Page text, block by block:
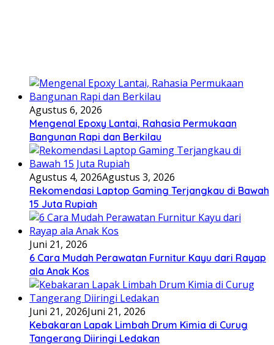
Agustus 6, 2026
Mengenal Epoxy Lantai, Rahasia Permukaan
Bangunan Rapi dan Berkilau
Agustus 4, 2026Agustus 3, 2026
Rekomendasi Laptop Gaming Terjangkau di Bawah
15 Juta Rupiah
Juni 21, 2026
6 Cara Mudah Perawatan Furnitur Kayu dari Rayap
ala Anak Kos
Juni 21, 2026Juni 21, 2026
Kebakaran Lapak Limbah Drum Kimia di Curug
Tangerang Diiringi Ledakan